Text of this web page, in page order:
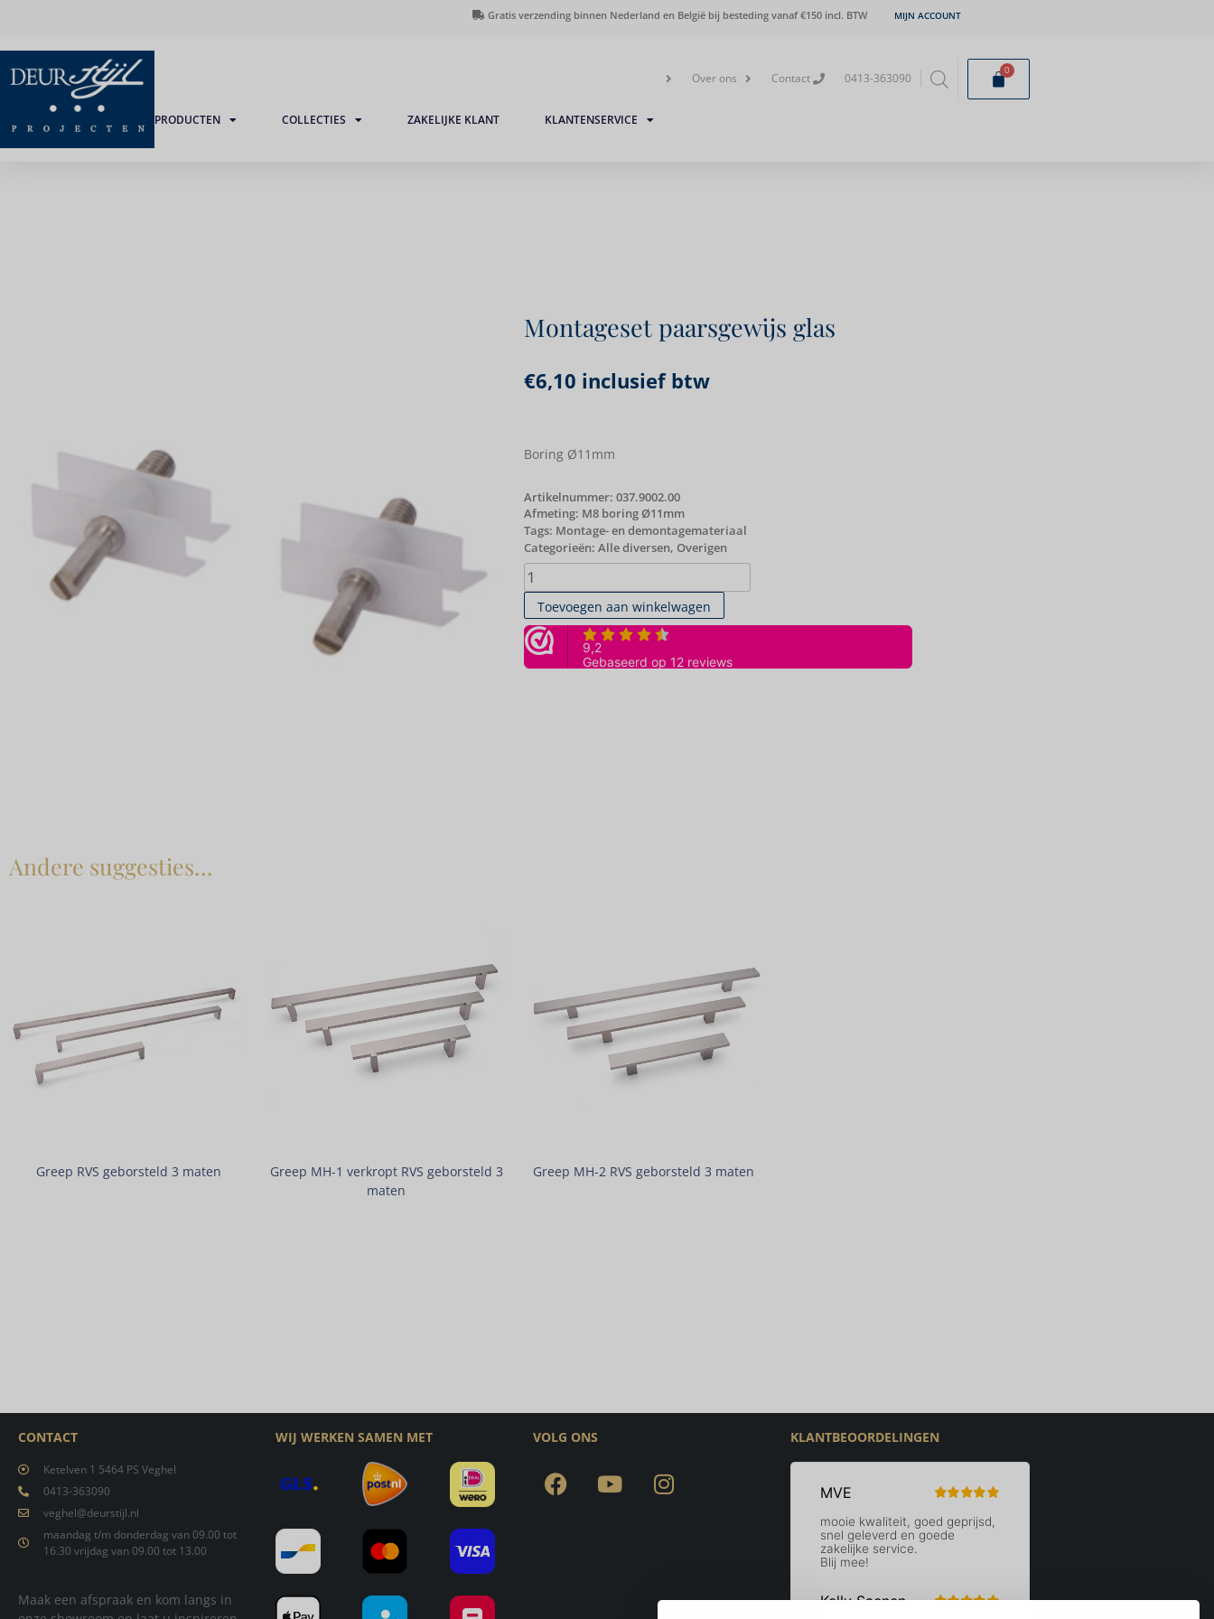
Gratis verzending binnen Nederland en België bij besteding vanaf €150 incl. BTW MIJN ACCOUNT
Over ons Contact 0413-363090
0
PRODUCTEN COLLECTIES ZAKELIJKE KLANT KLANTENSERVICE
Montageset paarsgewijs glas
€6,10 inclusief btw
Boring Ø11mm
Artikelnummer: 037.9002.00
Afmeting: M8 boring Ø11mm
Tags: Montage- en demontagemateriaal
Categorieën: Alle diversen, Overigen
Toevoegen aan winkelwagen
Andere suggesties…
Greep RVS geborsteld 3 maten
Greep MH-1 verkropt RVS geborsteld 3
maten
Greep MH-2 RVS geborsteld 3 maten
CONTACT
Ketelven 1 5464 PS Veghel
0413-363090
veghel@deurstijl.nl
maandag t/m donderdag van 09.00 tot
16.30 vrijdag van 09.00 tot 13.00
Maak een afspraak en kom langs in
WIJ WERKEN SAMEN MET VOLG ONS KLANTBEOORDELINGEN